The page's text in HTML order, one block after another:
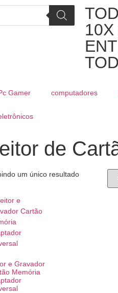
Gamer computadores
de
um único resultado
e Gravador
Memória